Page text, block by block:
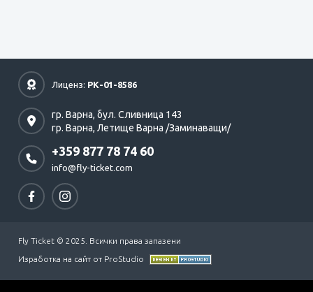
Лиценз: РК-01-8586
гр. Варна, бул. Сливница 143
гр. Варна, Летище Варна /Заминаващи/
+359 877 78 74 60
info@fly-ticket.com
Fly Ticket © 2025. Всички права запазени
Изработка на сайт от ProStudio